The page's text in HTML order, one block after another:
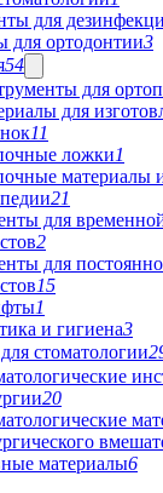
для
для ортодонтии3
54
для
для
11
ложки1
материалы
21
для
2
для
15
1
и гигиена3
стоматологии
20
материалы6